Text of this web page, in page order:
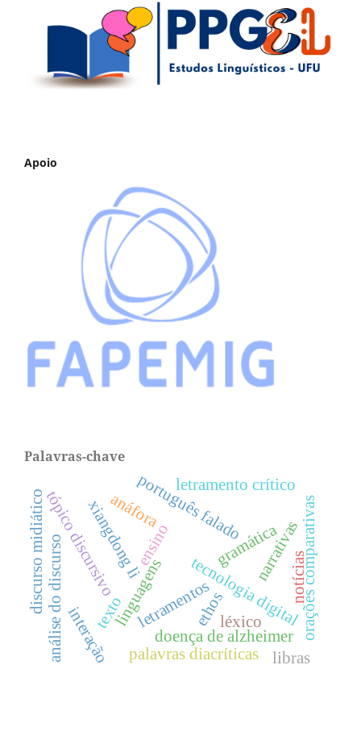
Apoio
Palavras-chave
linguagens
letramentos
ensino
tecnologia digital
gramática
português falado
texto
xiangdong li
doença de alzheimer
narrativas
interação
tópico discursivoanáfora orações comparativas
análise do discurso ethos
palavras diacríticas
léxico
libras
letramento crítico
discurso midiático notícias